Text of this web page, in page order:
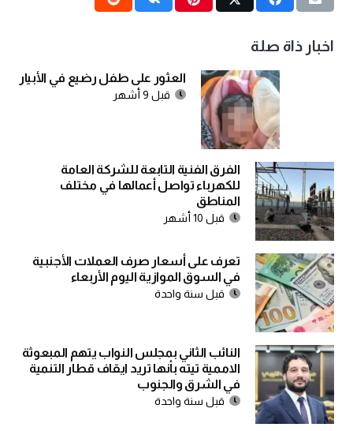
اخبار ذاة صلة
العثور على طفل رضيع في الأبيار
قبل 9 أشهر
الفرق الفنية التابعة للشركة العامة
للكهرباء تواصل أعمالها في مختلف
المناطق
قبل 10 أشهر
تعرف على أسعار صرف العملات الأجنبية
في السوق الموازية اليوم الأربعاء
قبل سنة واحدة
النائب الثاني بمجلس النواب يتهم المبعوثة
الاممية تيته بأنها تريد ايقاف قطار التنمية
في الشرق والجنوب
قبل سنة واحدة